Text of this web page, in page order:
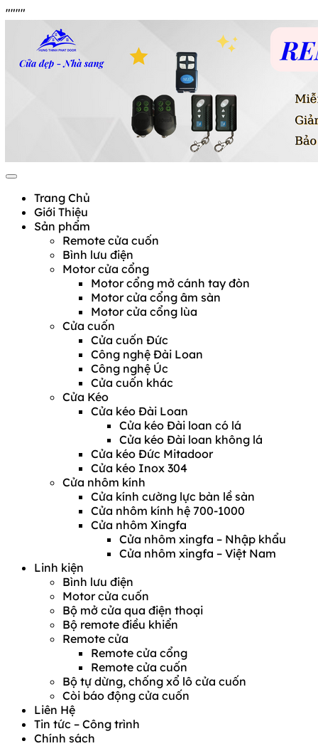
""""
content
Hưng Thịnh Phát
cửa cuốn, cửa kéo, cửa nhôm kính, motor cổng tự động,
Remote cửa, bình lưu điện
Trang Chủ
Giới Thiệu
Sản phẩm
Remote cửa cuốn
Bình lưu điện
Motor cửa cổng
Motor cổng mở cánh tay đòn
Motor cửa cổng âm sàn
Motor cửa cổng lùa
Cửa cuốn
Cửa cuốn Đức
Công nghệ Đài Loan
Công nghệ Úc
Cửa cuốn khác
Cửa Kéo
Cửa kéo Đài Loan
Cửa kéo Đài loan có lá
Cửa kéo Đài loan không lá
Cửa kéo Đức Mitadoor
Cửa kéo Inox 304
Cửa nhôm kính
Cửa kính cường lực bàn lề sàn
Cửa nhôm kính hệ 700-1000
Cửa nhôm Xingfa
Cửa nhôm xingfa – Nhập khẩu
Cửa nhôm xingfa – Việt Nam
Linh kiện
Bình lưu điện
Motor cửa cuốn
Bộ mở cửa qua điện thoại
Bộ remote điều khiển
Remote cửa
Remote cửa cổng
Remote cửa cuốn
Bộ tự dừng, chống xổ lô cửa cuốn
Còi báo động cửa cuốn
Liên Hệ
Tin tức – Công trình
Chính sách